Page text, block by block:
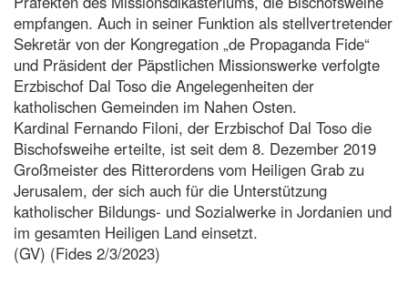
empfangen. Auch in seiner Funktion als stellvertretender
Sekretär von der Kongregation „de Propaganda Fide“
und Präsident der Päpstlichen Missionswerke verfolgte
Erzbischof Dal Toso die Angelegenheiten der
katholischen Gemeinden im Nahen Osten.
Kardinal Fernando Filoni, der Erzbischof Dal Toso die
Bischofsweihe erteilte, ist seit dem 8. Dezember 2019
Großmeister des Ritterordens vom Heiligen Grab zu
Jerusalem, der sich auch für die Unterstützung
katholischer Bildungs- und Sozialwerke in Jordanien und
im gesamten Heiligen Land einsetzt.
(GV) (Fides 2/3/2023)